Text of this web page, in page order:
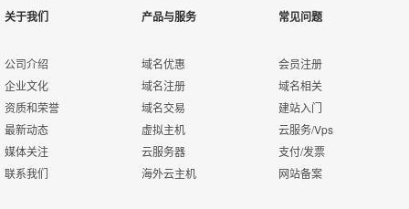
关于我们
公司介绍
企业文化
资质和荣誉
最新动态
媒体关注
联系我们
产品与服务
域名优惠
域名注册
域名交易
虚拟主机
云服务器
海外云主机
常见问题
会员注册
域名相关
建站入门
云服务/Vps
支付/发票
网站备案